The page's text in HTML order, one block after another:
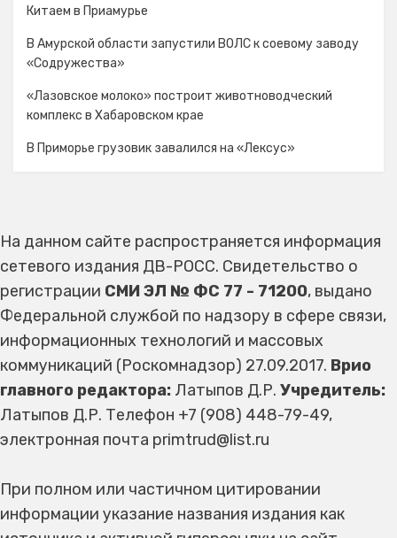
Китаем в Приамурье
В Амурской области запустили ВОЛС к соевому заводу
«Содружества»
«Лазовское молоко» построит животноводческий
комплекс в Хабаровском крае
В Приморье грузовик завалился на «Лексус»
На данном сайте распространяется информация
сетевого издания ДВ-РОСС. Свидетельство о
регистрации СМИ ЭЛ № ФС 77 - 71200, выдано
Федеральной службой по надзору в сфере связи,
информационных технологий и массовых
коммуникаций (Роскомнадзор) 27.09.2017. Врио
главного редактора: Латыпов Д.Р. Учредитель:
Латыпов Д.Р. Телефон +7 (908) 448-79-49,
электронная почта primtrud@list.ru
При полном или частичном цитировании
информации указание названия издания как